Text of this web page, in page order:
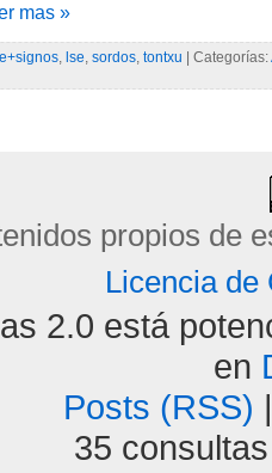
mas »
, lse, sordos, tontxu | Categorías:
propios de
Licencia de
2.0 está
en
Posts (RSS)
35